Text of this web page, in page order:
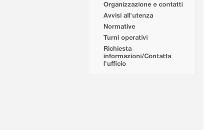
Organizzazione e contatti
Avvisi all'utenza
Normative
Turni operativi
Richiesta
informazioni/Contatta
l'ufficio